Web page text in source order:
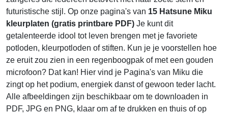
futuristische stijl. Op onze pagina's van 15 Hatsune Miku
kleurplaten (gratis printbare PDF) Je kunt dit
getalenteerde idool tot leven brengen met je favoriete
potloden, kleurpotloden of stiften. Kun je je voorstellen hoe
ze eruit zou zien in een regenboogpak of met een gouden
microfoon? Dat kan! Hier vind je Pagina's van Miku die
zingt op het podium, energiek danst of gewoon teder lacht.
Alle afbeeldingen zijn beschikbaar om te downloaden in
PDF, JPG en PNG, klaar om af te drukken en thuis of op